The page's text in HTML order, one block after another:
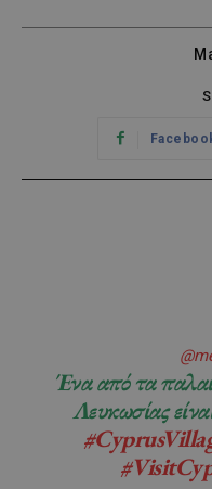
Ένα από τα
Λευκωσίας